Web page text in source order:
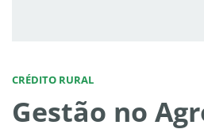
CRÉDITO RURAL
Gestão no